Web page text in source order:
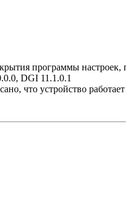
программы настроек,
DGI 11.1.0.1
что устройство